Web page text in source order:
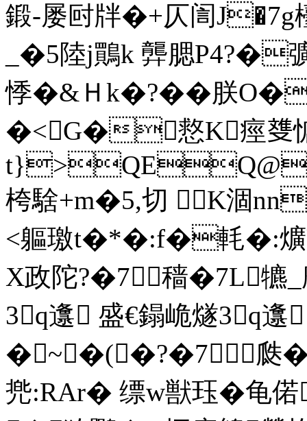
鍛-屡尀牉�+仄訚J�7g
_�5陸j鷶k 龏腮P4?�
悸�&Ｈk�?��朕
�<G�慦K痙﨎
桍騇+m�5,切 K涸
<軀璬t�*�:f�軞�:爌
X政陀?�7穑�7L犥
3q邍 盛€鎉峗燧3q
�~�(�?�7瓞
兠:RAr� 缥w獣珏�龟偌